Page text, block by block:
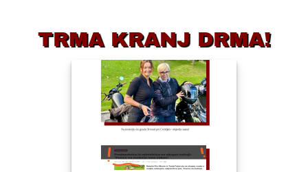
TRMA KRANJ DRMA!